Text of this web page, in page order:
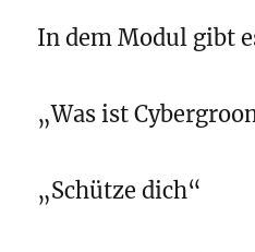
In dem Modul gibt
„Was ist
„Schütze dich“